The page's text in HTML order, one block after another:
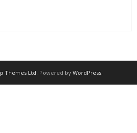
Themes Ltd. Powered by WordPress.